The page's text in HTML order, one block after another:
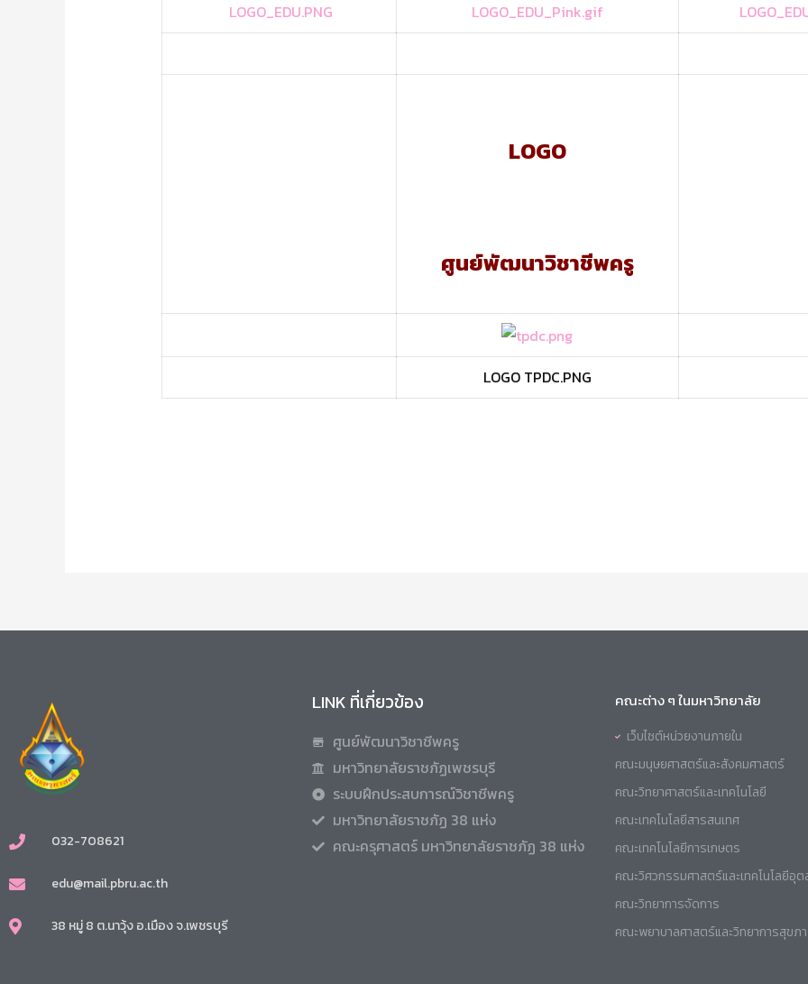
LOGO_EDU.PNG LOGO_EDU_Pink.gif
LOGO
ศูนย์พัฒนาวิชาชีพครู
LOGO TPDC.PNG
032-708621
edu@mail.pbru.ac.th
38 หมู่ 8 ต.นาวุ้ง อ.เมือง จ.เพชรบุรี
LINK ที่เกี่ยวข้อง
ศูนย์พัฒนาวิชาชีพครู
มหาวิทยาลัยราชภัฏเพชรบุรี
ระบบฝึกประสบการณ์วิชาชีพครู
มหาวิทยาลัยราชภัฏ 38 แห่ง
คณะครุศาสตร์ มหาวิทยาลัยราชภัฏ 38 แห่ง
คณะต่าง ๆ ในมหาวิทยาลัย
เว็บไซต์หน่วยงานภายใน
คณะมนุษยศาสตร์และสังคมศาสตร์
คณะวิทยาศาสตร์และเทคโนโลยี
คณะเทคโนโลยีสารสนเทศ
คณะเทคโนโลยีการเกษตร
คณะวิศวกรรมศาสตร์และเทคโนโลยีอุ
คณะวิทยาการจัดการ
คณะพยาบาลศาสตร์และวิทยาการสุขภ